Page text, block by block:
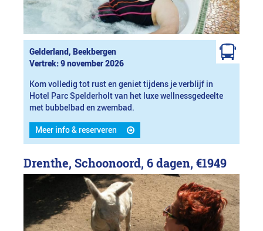
Gelderland, Beekbergen
Vertrek: 9 november 2026
Kom volledig tot rust en geniet tijdens je verblijf in
Hotel Parc Spelderholt van het luxe wellnessgedeelte
met bubbelbad en zwembad.
Meer info & reserveren
Drenthe, Schoonoord, 6 dagen, €1949